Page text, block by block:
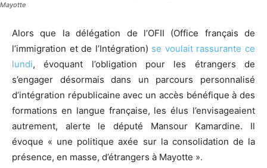
Mayotte
Alors que la délégation de l’OFII (Office français de
l’immigration et de l’Intégration) se voulait rassurante ce
lundi, évoquant l’obligation pour les étrangers de
s’engager désormais dans un parcours personnalisé
d’intégration républicaine avec un accès bénéfique à des
formations en langue française, les élus l’envisageaient
autrement, alerte le député Mansour Kamardine. Il
évoque « une politique axée sur la consolidation de la
présence, en masse, d’étrangers à Mayotte ».